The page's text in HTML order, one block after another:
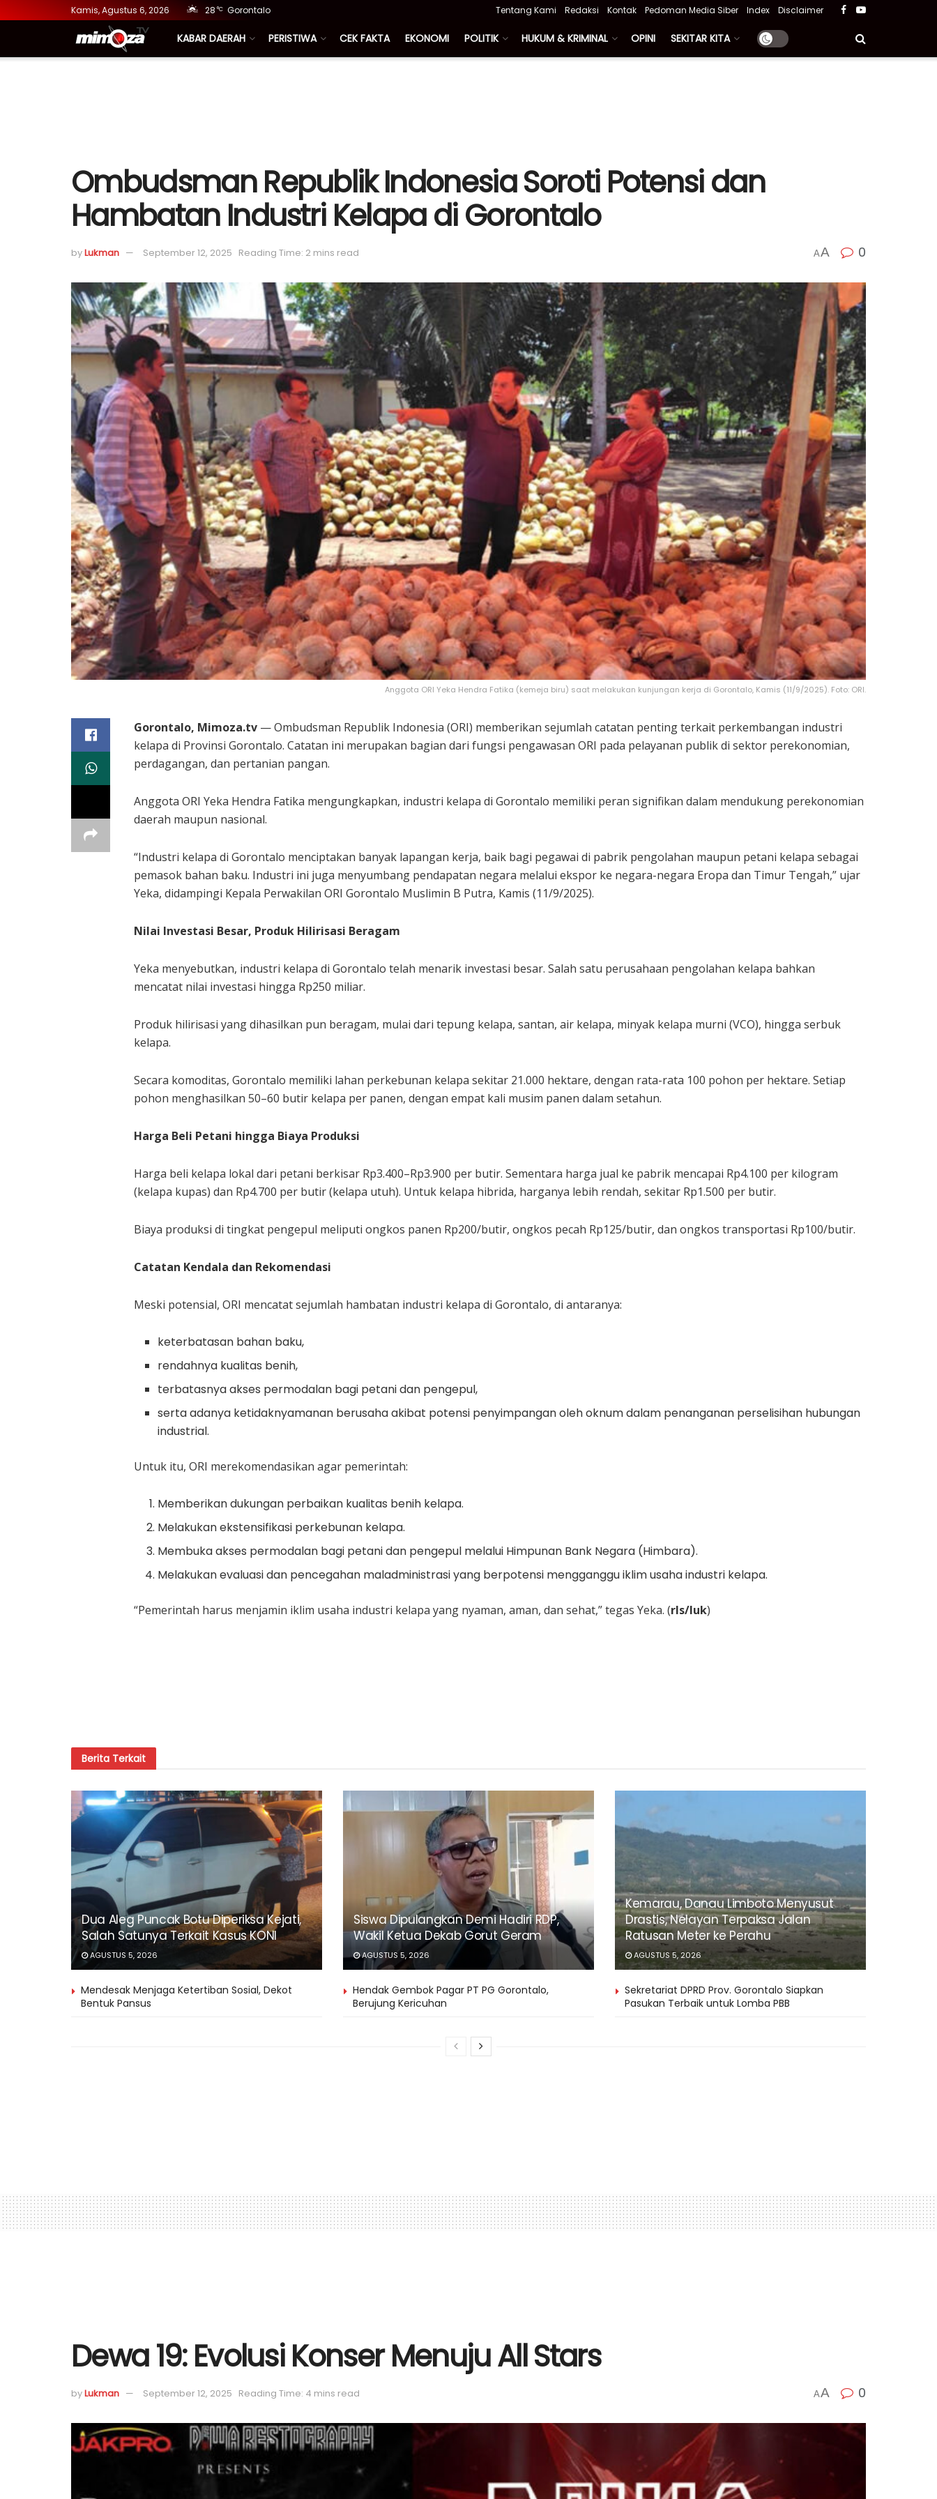
Kamis, Agustus 6, 2026 28 °C Gorontalo Tentang Kami Redaksi Kontak Pedoman Media Siber Index Disclaimer
KABAR DAERAH PERISTIWA CEK FAKTA EKONOMI POLITIK HUKUM & KRIMINAL OPINI SEKITAR KITA
Ombudsman Republik Indonesia Soroti Potensi dan
Hambatan Industri Kelapa di Gorontalo
byLukman September 12, 2025 Reading Time: 2 mins read AA 0
Anggota ORI Yeka Hendra Fatika (kemeja biru) saat melakukan kunjungan kerja di Gorontalo, Kamis (11/9/2025). Foto: ORI.
Gorontalo, Mimoza.tv — Ombudsman Republik Indonesia (ORI) memberikan sejumlah catatan penting terkait perkembangan industri
kelapa di Provinsi Gorontalo. Catatan ini merupakan bagian dari fungsi pengawasan ORI pada pelayanan publik di sektor perekonomian,
perdagangan, dan pertanian pangan.
Anggota ORI Yeka Hendra Fatika mengungkapkan, industri kelapa di Gorontalo memiliki peran signifikan dalam mendukung perekonomian
daerah maupun nasional.
“Industri kelapa di Gorontalo menciptakan banyak lapangan kerja, baik bagi pegawai di pabrik pengolahan maupun petani kelapa sebagai
pemasok bahan baku. Industri ini juga menyumbang pendapatan negara melalui ekspor ke negara-negara Eropa dan Timur Tengah,” ujar
Yeka, didampingi Kepala Perwakilan ORI Gorontalo Muslimin B Putra, Kamis (11/9/2025).
Nilai Investasi Besar, Produk Hilirisasi Beragam
Yeka menyebutkan, industri kelapa di Gorontalo telah menarik investasi besar. Salah satu perusahaan pengolahan kelapa bahkan
mencatat nilai investasi hingga Rp250 miliar.
Produk hilirisasi yang dihasilkan pun beragam, mulai dari tepung kelapa, santan, air kelapa, minyak kelapa murni (VCO), hingga serbuk
kelapa.
Secara komoditas, Gorontalo memiliki lahan perkebunan kelapa sekitar 21.000 hektare, dengan rata-rata 100 pohon per hektare. Setiap
pohon menghasilkan 50–60 butir kelapa per panen, dengan empat kali musim panen dalam setahun.
Harga Beli Petani hingga Biaya Produksi
Harga beli kelapa lokal dari petani berkisar Rp3.400–Rp3.900 per butir. Sementara harga jual ke pabrik mencapai Rp4.100 per kilogram
(kelapa kupas) dan Rp4.700 per butir (kelapa utuh). Untuk kelapa hibrida, harganya lebih rendah, sekitar Rp1.500 per butir.
Biaya produksi di tingkat pengepul meliputi ongkos panen Rp200/butir, ongkos pecah Rp125/butir, dan ongkos transportasi Rp100/butir.
Catatan Kendala dan Rekomendasi
Meski potensial, ORI mencatat sejumlah hambatan industri kelapa di Gorontalo, di antaranya:
keterbatasan bahan baku,
rendahnya kualitas benih,
terbatasnya akses permodalan bagi petani dan pengepul,
serta adanya ketidaknyamanan berusaha akibat potensi penyimpangan oleh oknum dalam penanganan perselisihan hubungan
industrial.
Untuk itu, ORI merekomendasikan agar pemerintah:
Memberikan dukungan perbaikan kualitas benih kelapa.
Melakukan ekstensifikasi perkebunan kelapa.
Membuka akses permodalan bagi petani dan pengepul melalui Himpunan Bank Negara (Himbara).
Melakukan evaluasi dan pencegahan maladministrasi yang berpotensi mengganggu iklim usaha industri kelapa.
“Pemerintah harus menjamin iklim usaha industri kelapa yang nyaman, aman, dan sehat,” tegas Yeka. (rls/luk)
Berita Terkait
Dua Aleg Puncak Botu Diperiksa Kejati,
Salah Satunya Terkait Kasus KONI
AGUSTUS 5, 2026
Siswa Dipulangkan Demi Hadiri RDP,
Wakil Ketua Dekab Gorut Geram
AGUSTUS 5, 2026
Kemarau, Danau Limboto Menyusut
Drastis, Nelayan Terpaksa Jalan
Ratusan Meter ke Perahu
AGUSTUS 5, 2026
Mendesak Menjaga Ketertiban Sosial, Dekot
Bentuk Pansus
Hendak Gembok Pagar PT PG Gorontalo,
Berujung Kericuhan
Sekretariat DPRD Prov. Gorontalo Siapkan
Pasukan Terbaik untuk Lomba PBB
Dewa 19: Evolusi Konser Menuju All Stars
byLukman September 12, 2025 Reading Time: 4 mins read AA 0